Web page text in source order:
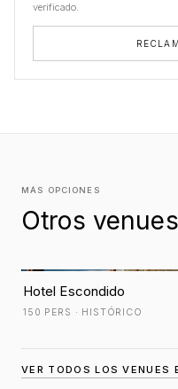
verificado.
MÁS OPCIONES
Otros
Hotel Escondido
150 PERS · HISTÓRICO
VER TODOS LOS VENUES